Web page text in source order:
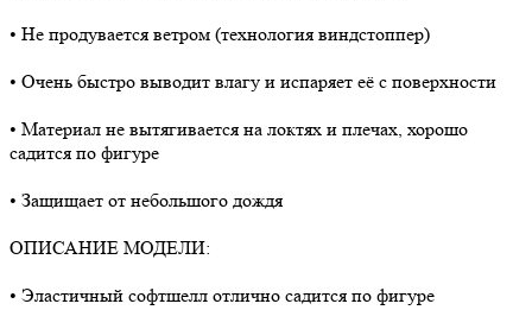
• Не продувается ветром (технология виндстоппер)
• Очень быстро выводит влагу и испаряет её с поверхности
• Материал не вытягивается на локтях и плечах, хорошо
садится по фигуре
• Защищает от небольшого дождя
ОПИСАНИЕ МОДЕЛИ:
• Эластичный софтшелл отлично садится по фигуре